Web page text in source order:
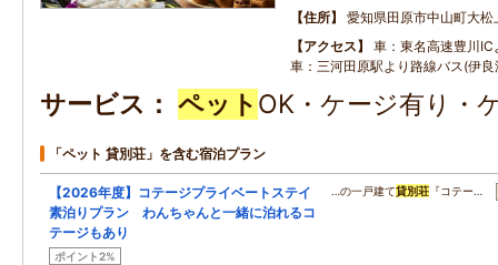
住所
愛知県田原市中山町大松
アクセス
車：東名高速豊川
車：三河田原駅より路線バス(伊
サービス ペット OK・ケージ有り・
「ペット 貸別荘」を含む宿泊プラン
【2026年度】コテージプライベートステイ
素泊りプラン わんちゃんと一緒に泊れるコ
テージもあり
ポイント2%
…の一戸建て貸別荘 『コテー…